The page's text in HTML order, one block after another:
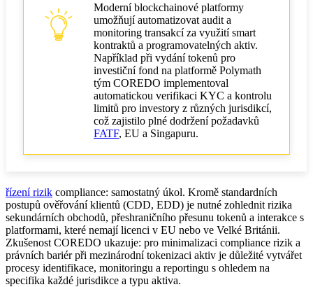
Moderní blockchainové platformy
umožňují automatizovat audit a
monitoring transakcí za využití smart
kontraktů a programovatelných aktiv.
Například při vydání tokenů pro
investiční fond na platformě Polymath
tým COREDO implementoval
automatickou verifikaci KYC a kontrolu
limitů pro investory z různých jurisdikcí,
což zajistilo plné dodržení požadavků
FATF, EU a Singapuru.
řízení rizik compliance: samostatný úkol. Kromě standardních
postupů ověřování klientů (CDD, EDD) je nutné zohlednit rizika
sekundárních obchodů, přeshraničního přesunu tokenů a interakce s
platformami, které nemají licenci v EU nebo ve Velké Británii.
Zkušenost COREDO ukazuje: pro minimalizaci compliance rizik a
právních bariér při mezinárodní tokenizaci aktiv je důležité vytvářet
procesy identifikace, monitoringu a reportingu s ohledem na
specifika každé jurisdikce a typu aktiva.